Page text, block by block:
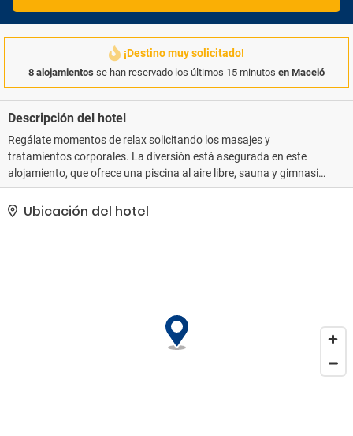
¡Destino muy solicitado!
8 alojamientos se han reservado los últimos 15 minutos en Maceió
Descripción del hotel
Regálate momentos de relax solicitando los masajes y
tratamientos corporales. La diversión está asegurada en este
alojamiento, que ofrece una piscina al aire libre, sauna y gimnasio.
Encontrarás también conexión a Internet wifi gratis, servicios de
conserjería y una zona recreativa o sala de juegos.. Tendrás
Ubicación del hotel